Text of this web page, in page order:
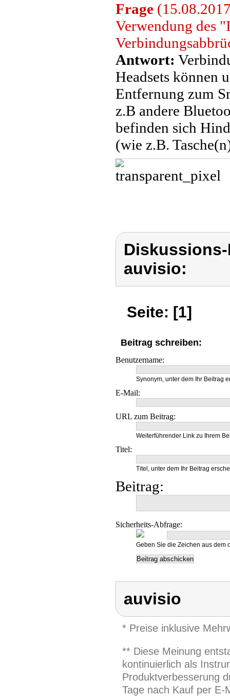
Frage
Verwendung des
Antwort:
Headsets können
Entfernung zum
z.B andere
befinden sich
(wie z.B.
auvisio:
Seite: [1]
Beitrag schreiben:
Benutzername:
Synonym, unter dem Ihr Beitrag
E-Mail:
URL zum Beitrag:
Weiterführender Link zu Ihrem
Titel:
Titel, unter dem Ihr Beitrag
Beitrag:
Sicherheits-Abfrage:
Geben Sie die Zeichen aus dem
auvisio
* Preise inklusive
** Diese Meinung
kontinuierlich als
Produktverbesserung
Tage nach Kauf per E-